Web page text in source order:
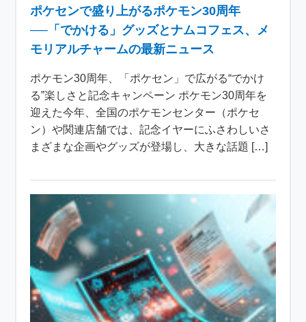
ポケセンで盛り上がるポケモン30周年
──「でかける」グッズとナムコフェス、メ
モリアルチャームの最新ニュース
ポケモン30周年、「ポケセン」で広がる“でかけ
る”楽しさと記念キャンペーン ポケモン30周年を
迎えた今年、全国のポケモンセンター（ポケセ
ン）や関連店舗では、記念イヤーにふさわしいさ
まざまな企画やグッズが登場し、大きな話題 […]